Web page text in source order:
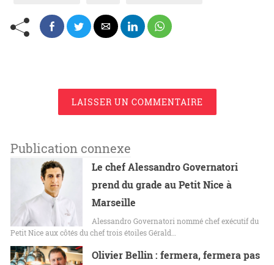
LAISSER UN COMMENTAIRE
Publication connexe
Le chef Alessandro Governatori
prend du grade au Petit Nice à
Marseille
Alessandro Governatori nommé chef exécutif du
Petit Nice aux côtés du chef trois étoiles Gérald…
Olivier Bellin : fermera, fermera pas